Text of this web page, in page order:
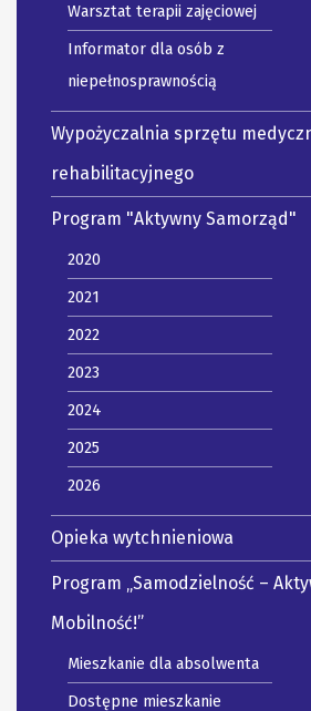
Warsztat terapii zajęciowej
Informator dla osób z
niepełnosprawnością
Wypożyczalnia sprzętu
rehabilitacyjnego
Program "Aktywny Samorząd"
2020
2021
2022
2023
2024
2025
2026
Opieka wytchnieniowa
Program „Samodzielność –
Mobilność!”
Mieszkanie dla absolwenta
Dostępne mieszkanie